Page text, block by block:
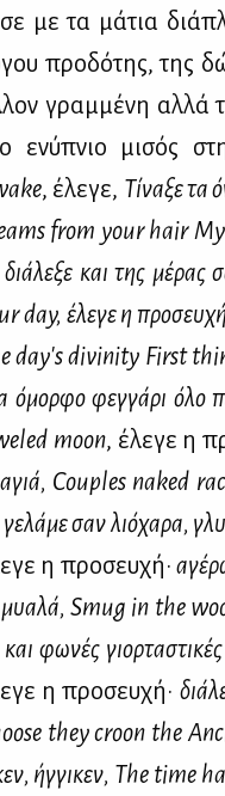
με τα μά­τια
προ­δό­της, της
γραμ­μέ­νη αλ­λά
ενύ­πνιο μι­σός
, έλε­γε, Τί­να­ξε τα
from your hair My
και της μέ­ρας
day, έλε­γε η
day's divinity First
όμορ­φο φεγ­γά­ρι όλο
moon, έλε­γε η
Couples naked
σαν λιό­χα­ρα,
η προ­σευ­χή·
Smug in the
φω­νές
η προ­σευ­χή·
they croon the
ήγ­γι­κεν, The time